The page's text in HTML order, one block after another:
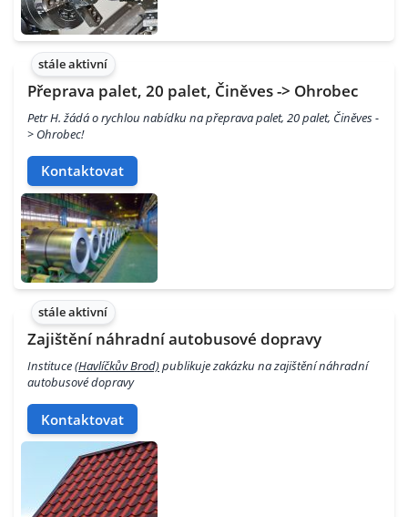
stále aktivní
Přeprava palet, 20 palet, Činěves -> Ohrobec
Petr H. žádá o rychlou nabídku na přeprava palet, 20 palet, Činěves -
> Ohrobec!
Kontaktovat
stále aktivní
Zajištění náhradní autobusové dopravy
Instituce(Havlíčkův Brod)publikuje zakázku na zajištění náhradní
autobusové dopravy
Kontaktovat